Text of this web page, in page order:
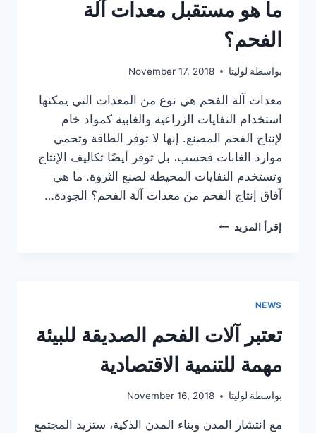
ما هو مستقبل معدات آلة
الفحم؟
بواسطة لوليتا November 17, 2018
معدات آلة الفحم هي نوع من المعدات التي يمكنها
استخدام النفايات الزراعية والغابية كمواد خام
لإنتاج الفحم المصنع. إنها لا توفر الطاقة وتحمي
موارد الغابات فحسب، بل توفر أيضًا تكاليف الإنتاج
وتستخدم النفايات المحيطة لصنع الثروة. ما هي
آفاق إنتاج الفحم من معدات آلة الفحم؟ الجودة…
إقرأ المزيد ما
NEWS
تعتبر آلات الفحم الصديقة للبيئة
مهمة للتنمية الاقتصادية
بواسطة لوليتا November 16, 2018
مع انتشار المدن وبناء المدن الذكية، ستزيد المجتمع